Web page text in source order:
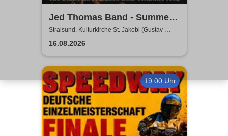
Jed Thomas Band - Summer
Tour 2026
Stralsund, Kulturkirche St. Jakobi (Gustav-
Adolf-Saal)
16.08.2026
19:00 Uhr